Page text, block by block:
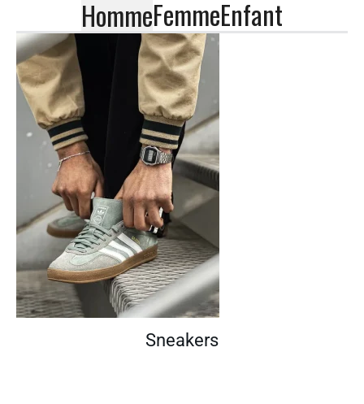
HommeFemmeEnfant
Sneakers